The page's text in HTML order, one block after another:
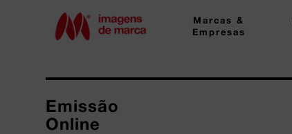
Marcas &
Empresas
Emissão
Online